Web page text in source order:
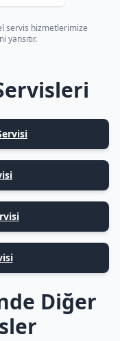
servis hizmetlerimize
yansıtır.
Diğer